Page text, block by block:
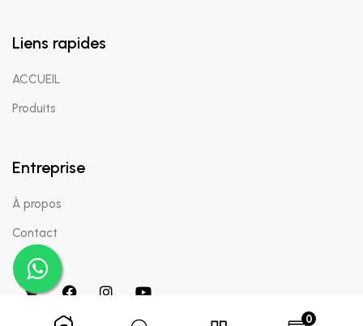
0
Liens rapides
ACCUEIL
Produits
Entreprise
À propos
Contact